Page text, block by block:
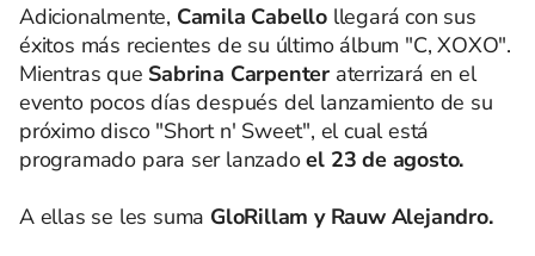
Adicionalmente, Camila Cabello llegará con sus
éxitos más recientes de su último álbum "C, XOXO".
Mientras que Sabrina Carpenter aterrizará en el
evento pocos días después del lanzamiento de su
próximo disco "Short n' Sweet", el cual está
programado para ser lanzadoel 23 de agosto.
A ellas se les suma GloRillam y Rauw Alejandro.